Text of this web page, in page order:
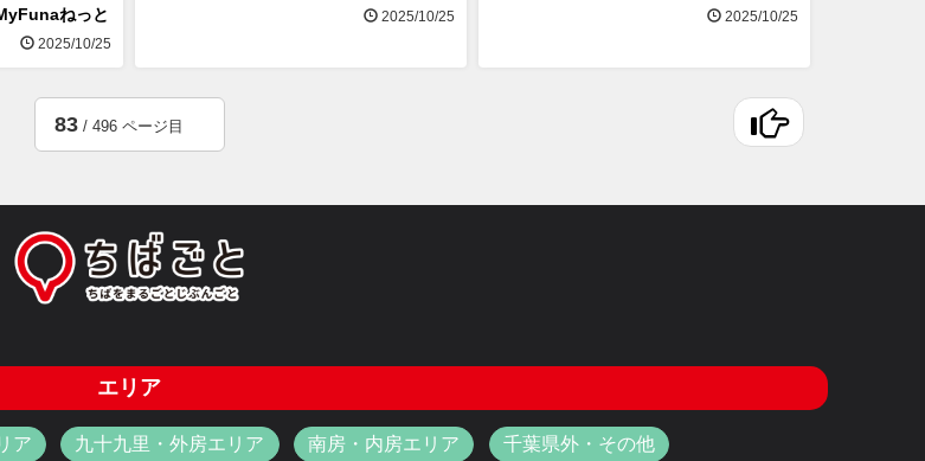
ねっと
2025/10/25
2025/10/25 2025/10/25
83/ 496 ページ目
エリア
ア 九十九里・外房エリア 南房・内房エリア 千葉県外・その他